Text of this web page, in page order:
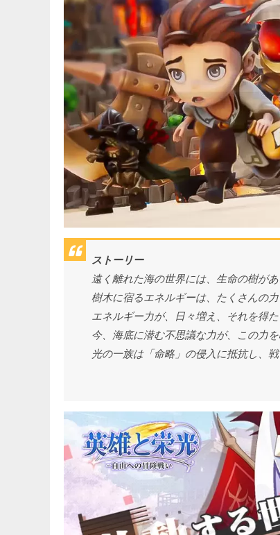
ストーリー
遠く離れた海の世界には、生命の樹があ
樹木に宿るエネルギーは、たくさんの力
エネルギー力が、日々増え、それを得
今、海底に潜む不思議な力が、この力を
光の一族は「命略」の侵入に抵抗し、戦